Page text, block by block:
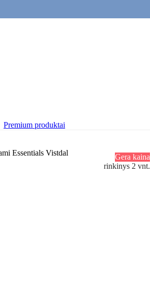
Premium produktai
Gera kaina
rinkinys 2 vnt.